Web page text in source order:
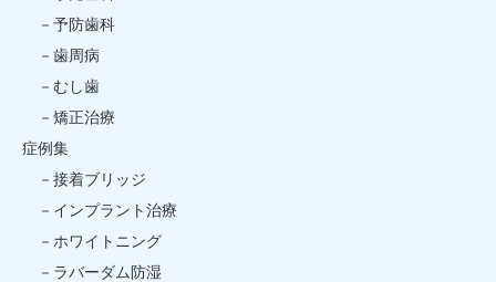
予防歯科
歯周病
むし歯
矯正治療
症例集
接着ブリッジ
インプラント治療
ホワイトニング
ラバーダム防湿